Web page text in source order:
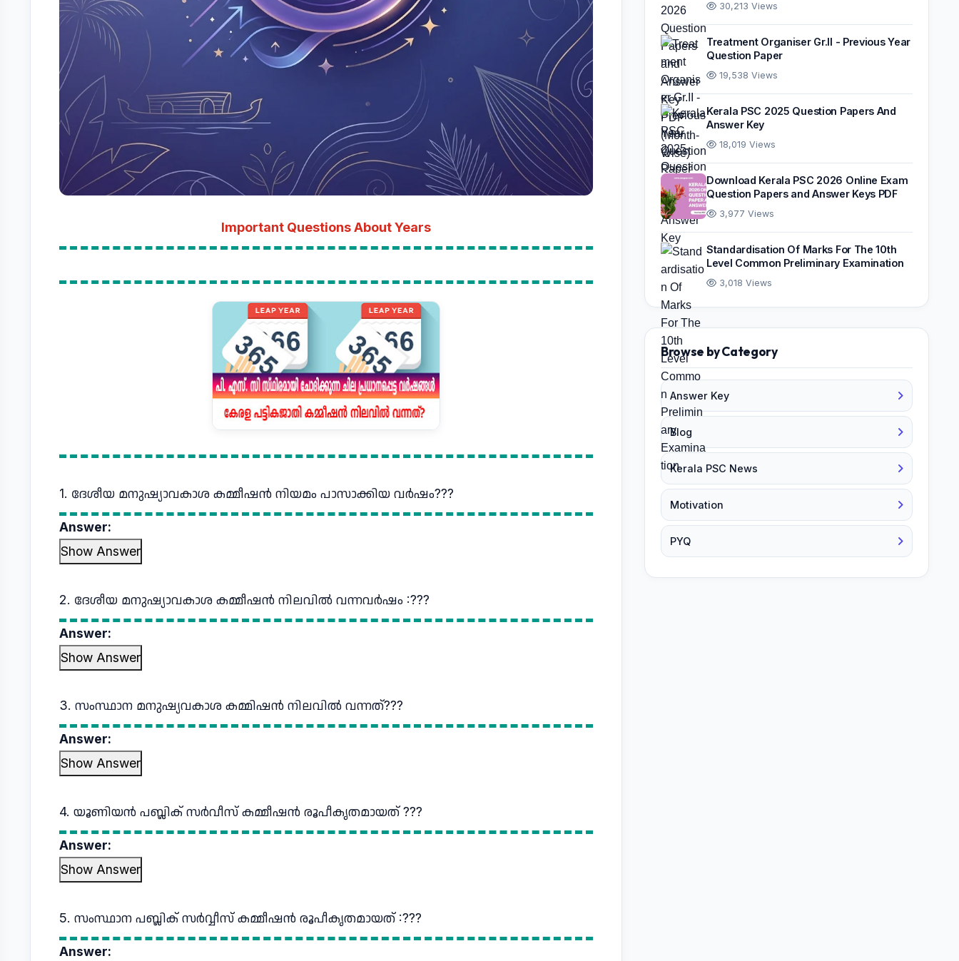
Important Questions About Years
1. ദേശീയ മനുഷ്യാവകാശ കമ്മീഷൻ നിയമം പാസാക്കിയ വർഷം???
Answer:
Show Answer
2. ദേശീയ മനുഷ്യാവകാശ കമ്മീഷൻ നിലവിൽ വന്നവർഷം :???
Answer:
Show Answer
3. സംസ്ഥാന മനുഷ്യവകാശ കമ്മിഷൻ നിലവിൽ വന്നത്???
Answer:
Show Answer
4. യൂണിയൻ പബ്ലിക് സർവീസ് കമ്മീഷൻ രൂപീകൃതമായത് ???
Answer:
Show Answer
5. സംസ്ഥാന പബ്ലിക് സർവ്വീസ് കമ്മീഷൻ രൂപീകൃതമായത് :???
Answer:
30,213 Views
Treatment Organiser Gr.II - Previous Year
Question Paper
19,538 Views
Kerala PSC 2025 Question Papers And
Answer Key
18,019 Views
Download Kerala PSC 2026 Online Exam
Question Papers and Answer Keys PDF
3,977 Views
Standardisation Of Marks For The 10th
Level Common Preliminary Examination
3,018 Views
Browse by Category
Answer Key
Blog
Kerala PSC News
Motivation
PYQ